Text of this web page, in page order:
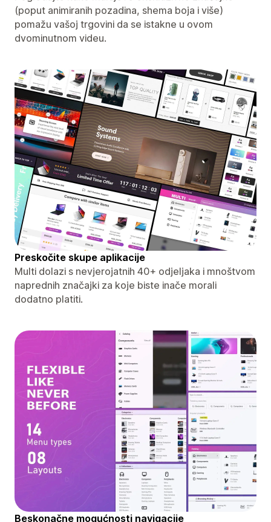
(poput animiranih pozadina, shema boja i više)
pomažu vašoj trgovini da se istakne u ovom
dvominutnom videu.
Preskočite skupe aplikacije
Multi dolazi s nevjerojatnih 40+ odjeljaka i mnoštvom
naprednih značajki za koje biste inače morali
dodatno platiti.
Beskonačne mogućnosti navigacije